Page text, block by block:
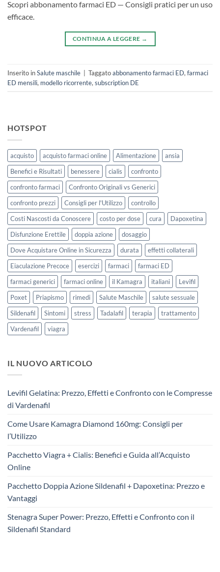
Scopri abbonamento farmaci ED — Consigli pratici per un uso
efficace.
CONTINUA A LEGGERE →
Inserito inSalute maschile Taggatoabbonamento farmaci ED, farmaci
ED mensili, modello ricorrente, subscription DE
HOTSPOT
acquisto acquisto farmaci online Alimentazione
ansia
Benefici e Risultati
benessere cialis
confronto
confronto farmaci
Confronto Originali vs Generici
confronto prezzi
Consigli per l'Utilizzo
controllo
Costi Nascosti da Conoscere
costo per dose cura
Dapoxetina
Disfunzione Erettile
doppia azione
dosaggio
Dove Acquistare Online in Sicurezza
durata
effetti collaterali
Eiaculazione Precoce
esercizi farmaci
farmaci ED
farmaci generici
farmaci online il Kamagra italiani
Levifil
Poxet
Priapismo rimedi Salute Maschile
salute sessuale
Sildenafil
Sintomi stress Tadalafil terapia
trattamento
Vardenafil
viagra
IL NUOVO ARTICOLO
Levifil Gelatina: Prezzo, Effetti e Confronto con le Compresse
di Vardenafil
Come Usare Kamagra Diamond 160mg: Consigli per
l’Utilizzo
Pacchetto Viagra + Cialis: Benefici e Guida all’Acquisto
Online
Pacchetto Doppia Azione Sildenafil + Dapoxetina: Prezzo e
Vantaggi
Stenagra Super Power: Prezzo, Effetti e Confronto con il
Sildenafil Standard